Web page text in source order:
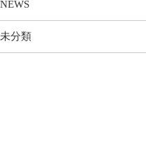
NEWS
未分類